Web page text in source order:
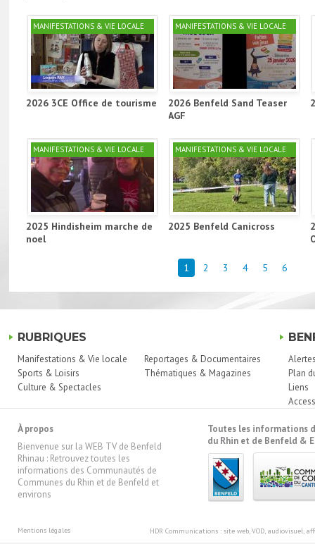
MANIFESTATIONS & VIE LOCALE
2026 3CE Office de tourisme
MANIFESTATIONS & VIE LOCALE
2026 Benfeld Sand Teaser
AGF
MANIFESTATIONS & VIE LOCALE
2025 Hindisheim marche de
noel
MANIFESTATIONS & VIE LOCALE
2025 Benfeld Canicross
1 2 3 4 5 6
RUBRIQUES
Manifestations & Vie locale
Sports & Loisirs
Culture & Spectacles
Reportages & Documentaires
Thématiques & Magazines
Plan
Liens
À propos
Bienvenue sur la WEB TV de Benfeld
Rhinau : Retrouvez toutes les
informations des Communautés de
Communes du Rhin et de Benfeld et
environs
Toutes les informations
du Rhin et de Benfeld &
Mentions légales HDR Communications : site web, VOD, audiovisuel,